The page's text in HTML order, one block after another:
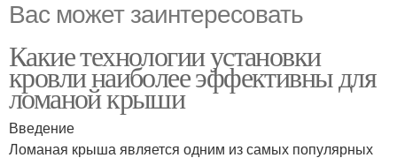
Вас может заинтересовать
Какие технологии установки
кровли наиболее эффективны для
ломаной крыши
Введение
Ломаная крыша является одним из самых популярных